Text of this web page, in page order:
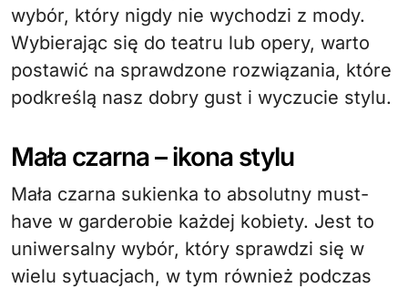
wybór, który nigdy nie wychodzi z mody.
Wybierając się do teatru lub opery, warto
postawić na sprawdzone rozwiązania, które
podkreślą nasz dobry gust i wyczucie stylu.
Mała czarna – ikona stylu
Mała czarna sukienka to absolutny must-
have w garderobie każdej kobiety. Jest to
uniwersalny wybór, który sprawdzi się w
wielu sytuacjach, w tym również podczas